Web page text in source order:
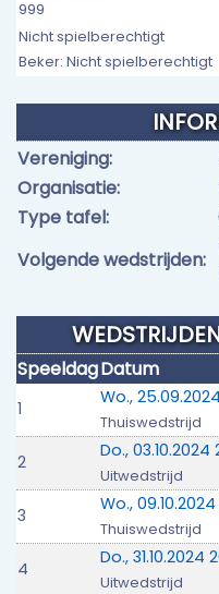
999
Nicht spielberechtigt
Beker: Nicht spielberechtigt
Vereniging:
Organisatie:
Type tafel:
Volgende wedstrijden:
SpeeldagDatum
1
Wo.,
Thuiswedstrijd
2
Do., 03.10.2024
Uitwedstrijd
3
Wo.,
Thuiswedstrijd
4
Do., 31.10.2024
Uitwedstrijd